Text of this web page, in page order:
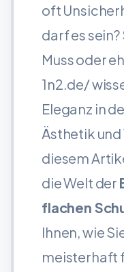
oft
darf es
Muss oder
1n2.de/
Eleganz in
Ästhetik
diesem
die Welt der
flachen
Ihnen, wie
meisterhaft